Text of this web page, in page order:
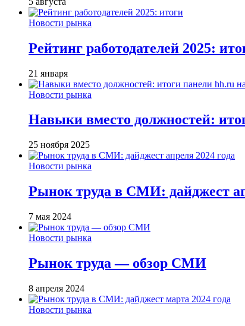
Новости рынка
Рейтинг работодателей 2025:
21 января
Новости рынка
Навыки вместо должностей:
25 ноября 2025
Новости рынка
Рынок труда в СМИ: дайджест
7 мая 2024
Новости рынка
Рынок труда — обзор СМИ
8 апреля 2024
Новости рынка